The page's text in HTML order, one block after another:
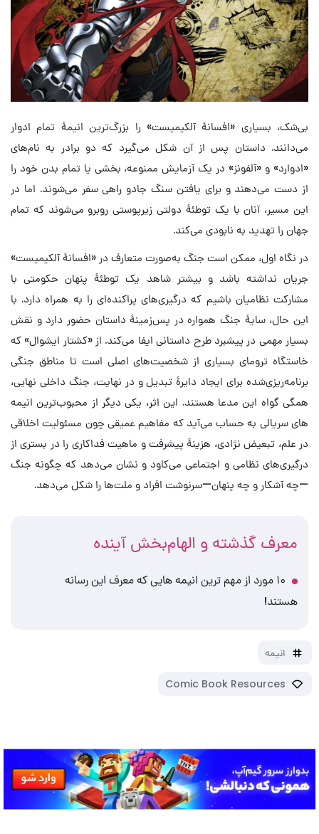
بی‌شک، بسیاری «افسانهٔ آلکیمیست» را بزرگ‌ترین انیمهٔ تمام ادوار
می‌دانند. داستان پس از آن شکل می‌گیرد که دو برادر به نام‌های
«ادوارد» و «آلفونز» در یک آزمایش ممنوعه، بخشی یا تمام بدن خود را
از دست می‌دهند و برای یافتن سنگ جادو راهی سفر می‌شوند. اما در
این مسیر، آنان با یک توطئهٔ دولتی زیرپوستی روبرو می‌شوند که تمام
جهان را تهدید به نابودی می‌کند.
در نگاه اول، ممکن است جنگ به‌صورت متعارف در «افسانهٔ آلکیمیست»
جریان نداشته باشد و بیشتر شاهد یک توطئهٔ پنهان حکومتی با
مشارکت نظامیان باشیم که درگیری‌های پراکنده‌ای را به همراه دارد. با
این حال، سایهٔ جنگ همواره در پس‌زمینهٔ داستان حضور دارد و نقش
بسیار مهمی در پیشبرد طرح داستانی ایفا می‌کند. از «کشتار ایشوال» که
خاستگاه ترومای بسیاری از شخصیت‌های اصلی است تا مناطق جنگی
برنامه‌ریزی‌شده برای ایجاد دایرهٔ تبدیل و در نهایت، جنگ داخلی نهایی،
همگی گواه این مدعا هستند. این اثر، یکی دیگر از محبوب‌ترین انیمه
های سریالی به حساب می‌آید که مفاهیم عمیقی چون مسئولیت اخلاقی
در علم، تبعیض نژادی، هزینهٔ پیشرفت و ماهیت فداکاری را در بستری از
درگیری‌های نظامی و اجتماعی می‌کاود و نشان می‌دهد که چگونه جنگ
—چه آشکار و چه پنهان—سرنوشت افراد و ملت‌ها را شکل می‌دهد.
معرف گذشته و الهام‌بخش آینده
۱۰ مورد از مهم ترین انیمه هایی که معرف این رسانه
هستند!
انیمه
Comic Book Resources